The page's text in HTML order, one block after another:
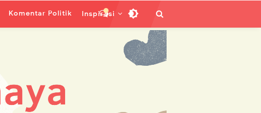
Komentar Politik Inspirasi